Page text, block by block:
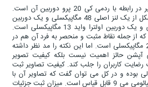
از جمله نقاط چشم گیر در رابطه با ردمی کی 20 پرو دوربین آن است.
دوربین اصلی آن متشکل از یک لنز اصلی 48 مگاپیکسلی و یک دوربین
تله فوتو 8 مگاپیکسلی و یک دوربین اولترا واید 13 مگاپیکسلی است.
از جمله نقاط مثبت و منحصر به فرد آن هم در
نظر گرفته می شود 20 مگاپیکسلی است. اما این نکته را مد نظر داشته
آپشن حائز اهمیت نیست بلکه کیفیت تصویر
کاربران را جلب کند. کیفیت تصاویر ثبت
بوده و در کل می توان گفت که تصاویر آن با
تصاویر ثبت شده با شیائومی می 9 قابل قیاس است. میزان ثبت جزئیات